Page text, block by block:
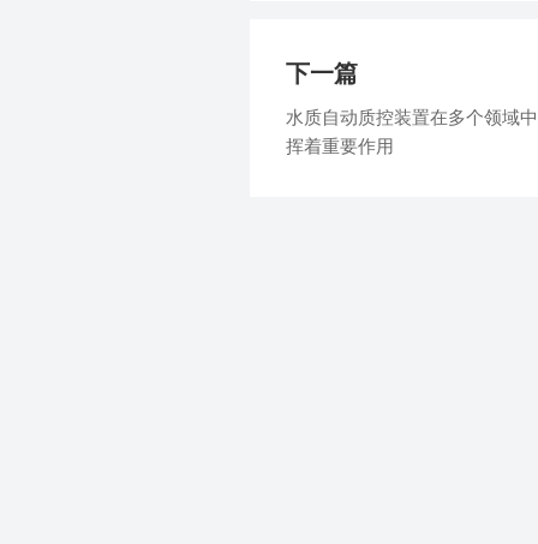
下一篇
水质自动质控装置在多个领域
挥着重要作用